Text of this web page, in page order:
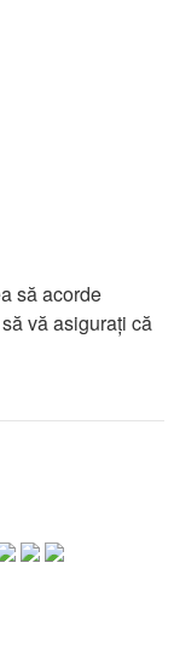
să acorde
vă asiguraţi că